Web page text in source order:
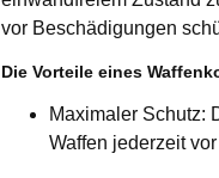
vor Beschädigungen
Die Vorteile eines
Maximaler Schutz:
Waffen jederzeit